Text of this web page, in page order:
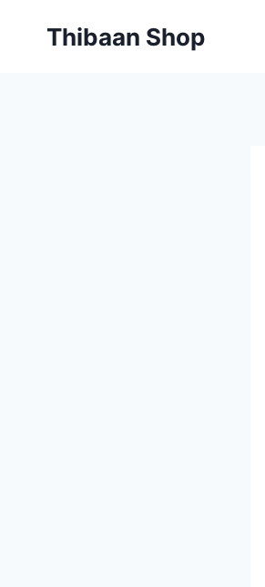
Thibaan Shop